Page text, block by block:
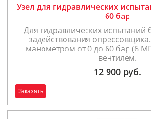
Узел для гидравлических
60 бар
Для гидравлических испытаний
задействования
манометром от 0 до 60 бар (6
вентилем.
12 900 руб.
Заказать